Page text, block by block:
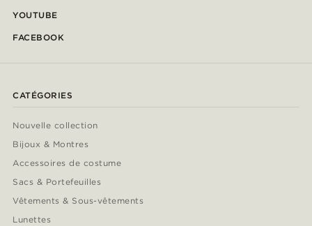
YOUTUBE
FACEBOOK
CATÉGORIES
Nouvelle collection
Bijoux & Montres
Accessoires de costume
Sacs & Portefeuilles
Vêtements & Sous-vêtements
Lunettes